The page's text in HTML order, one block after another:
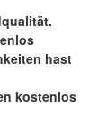
hast
kostenlos